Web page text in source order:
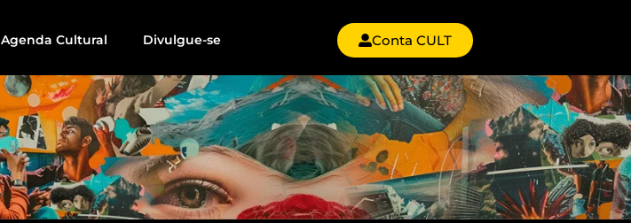
Agenda Cultural Divulgue-se Conta CULT